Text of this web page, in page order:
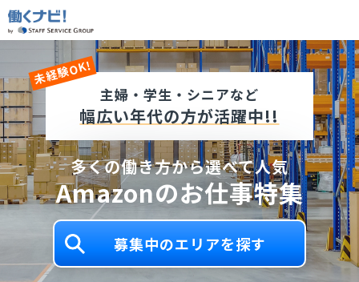
未経験OK!
主婦・学生・シニアなど
幅広い年代の方が活躍中!!
多くの働き方から選べて人気
Amazonのお仕事特集
募集中のエリアを探す